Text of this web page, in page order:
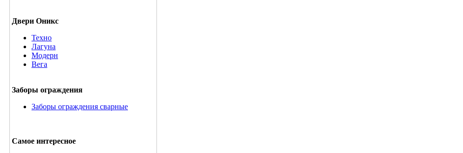
Двери Оникс
Техно
Лагуна
Модерн
Вега
Заборы ограждения
Заборы ограждения сварные
Самое интересное